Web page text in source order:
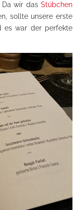
Da wir das Stübchen
sollte unsere erste
es war der perfekte